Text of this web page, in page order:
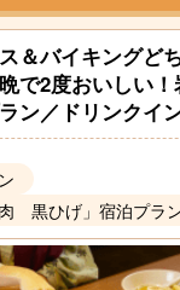
ス＆バイキングど
で2度おいしい
ン／ドリンクイ
肉 黒ひげ」宿泊プラ